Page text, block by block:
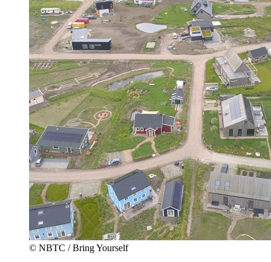
© NBTC / Bring Yourself